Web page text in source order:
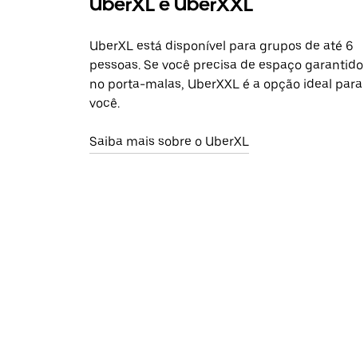
UberXL e UberXXL
UberXL está disponível para grupos de até 6
pessoas. Se você precisa de espaço garantido
no porta-malas, UberXXL é a opção ideal para
você.
Saiba mais sobre o UberXL